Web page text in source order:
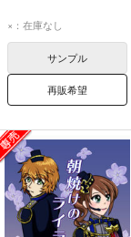
×：在庫なし
サンプル
再販希望